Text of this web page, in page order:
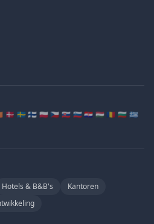
🇩🇰 🇸🇪 🇫🇮 🇵🇱 🇨🇿 🇸🇰 🇸🇮 🇭🇷 🇭🇺 🇷🇴 🇧🇬 🇬🇷
Hotels & B&B's
Kantoren